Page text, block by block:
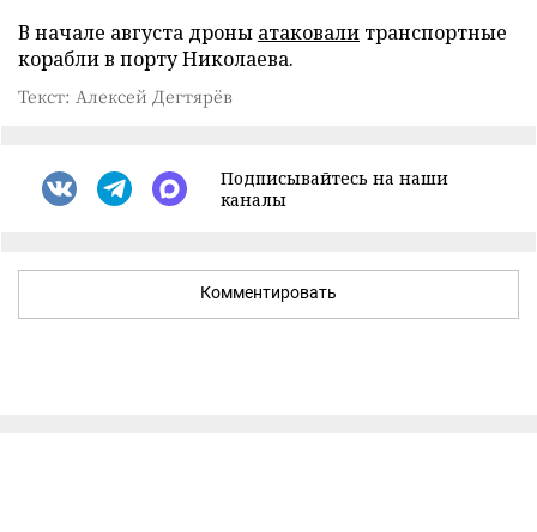
В начале августа дроны атаковали транспортные
корабли в порту Николаева.
Текст: Алексей Дегтярёв
Подписывайтесь на наши
каналы
Комментировать